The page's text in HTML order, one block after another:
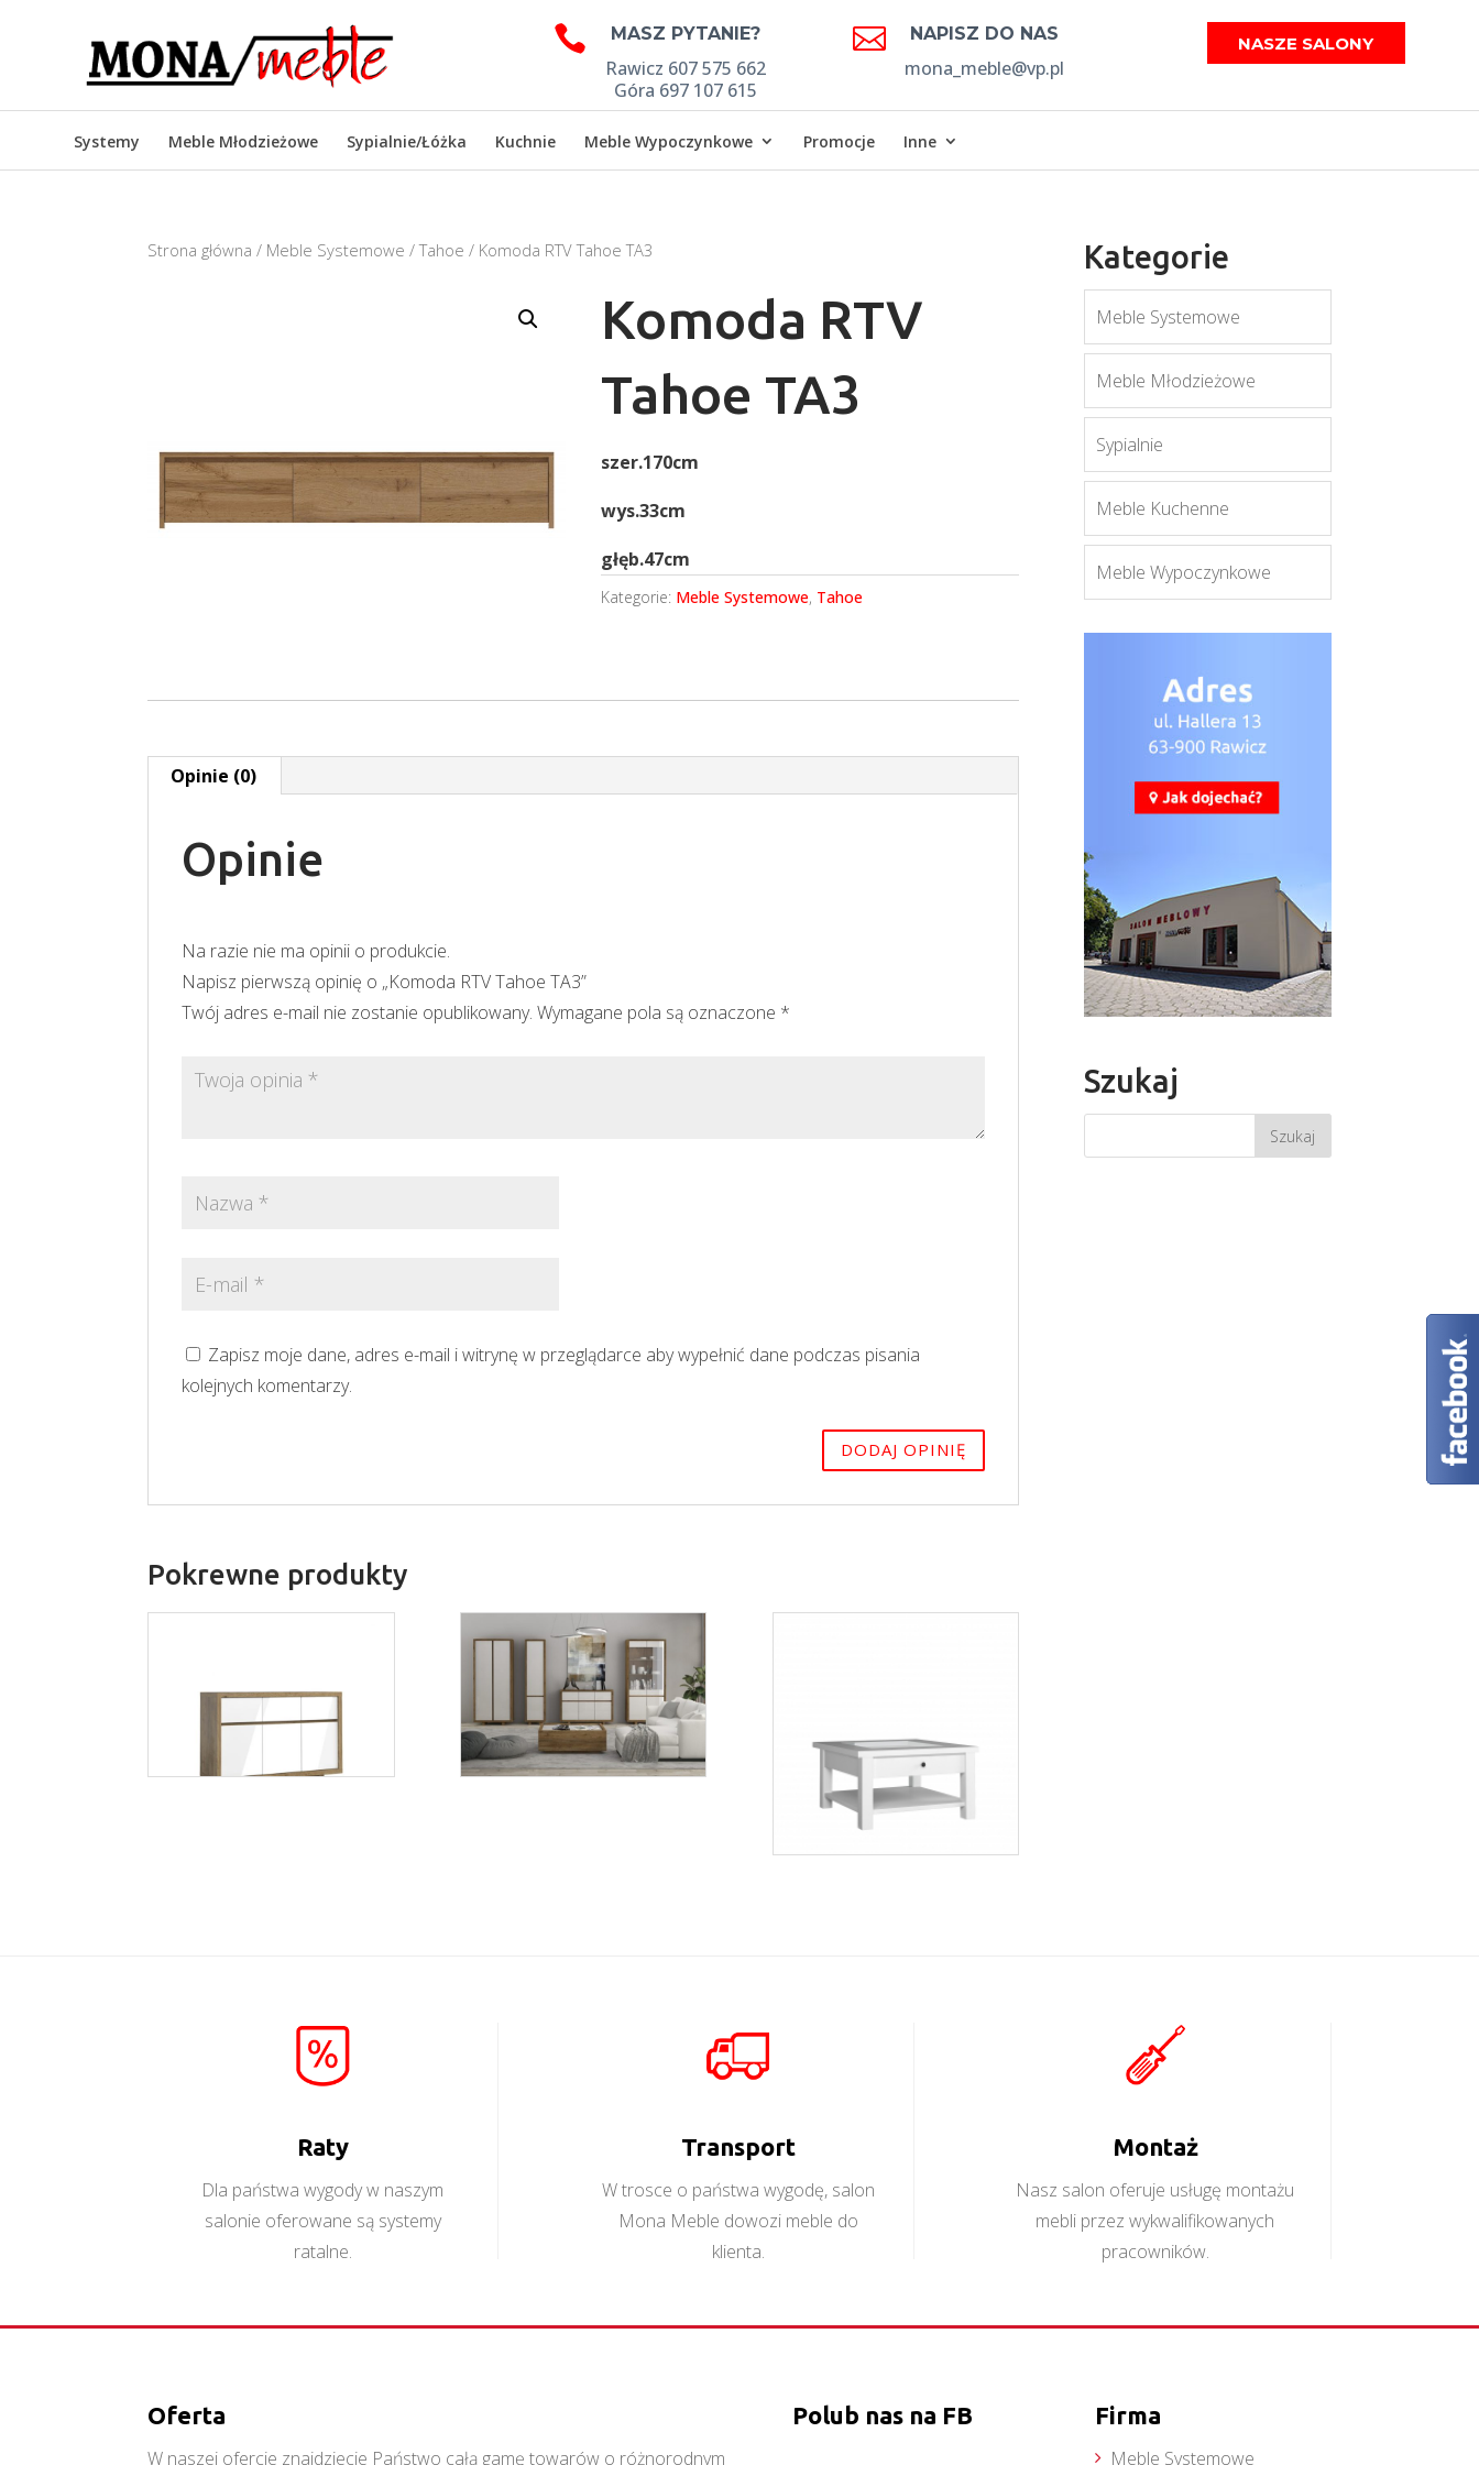
 MASZ PYTANIE?
Rawicz 607 575 662
Góra 697 107 615
 NAPISZ DO NAS
mona_meble@vp.pl
NASZE SALONY
Systemy Meble Młodzieżowe Sypialnie/Łóżka Kuchnie Meble Wypoczynkowe Promocje Inne
Strona główna / Meble Systemowe /Tahoe / Komoda RTV Tahoe TA3
Komoda RTV
Tahoe TA3
szer.170cm
wys.33cm
głęb.47cm
Kategorie: Meble Systemowe, Tahoe
Opinie (0)
Opinie
Na razie nie ma opinii o produkcie.
Napisz pierwszą opinię o „Komoda RTV Tahoe TA3”
Twój adres e-mail nie zostanie opublikowany. Wymagane pola są oznaczone *
Zapisz moje dane, adres e-mail i witrynę w przeglądarce aby wypełnić dane podczas pisania
kolejnych komentarzy.
Pokrewne produkty
Kategorie
Meble Systemowe
Meble Młodzieżowe
Sypialnie
Meble Kuchenne
Meble Wypoczynkowe
Szukaj
Raty
Dla państwa wygody w naszym
salonie oferowane są systemy
ratalne.
Transport
W trosce o państwa wygodę, salon
Mona Meble dowozi meble do
klienta.
Montaż
Nasz salon oferuje usługę montażu
mebli przez wykwalifikowanych
pracowników.
Oferta
W naszej ofercie znajdziecie Państwo całą gamę towarów o różnorodnym
Polub nas na FB Firma
Meble Systemowe